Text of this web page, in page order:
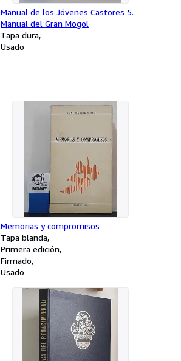
Manual de los Jóvenes Castores 5.
Manual del Gran Mogol
Tapa dura
Usado
Memorias y compromisos
Tapa blanda
Primera edición
Firmado
Usado